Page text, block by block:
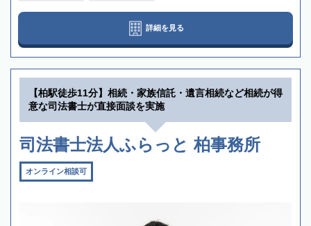
詳細を見る
【柏駅徒歩11分】相続・家族信託・遺言相続など相続が得
意な司法書士が直接面談を実施
司法書士法人ふらっと 柏事務所
オンライン相談可